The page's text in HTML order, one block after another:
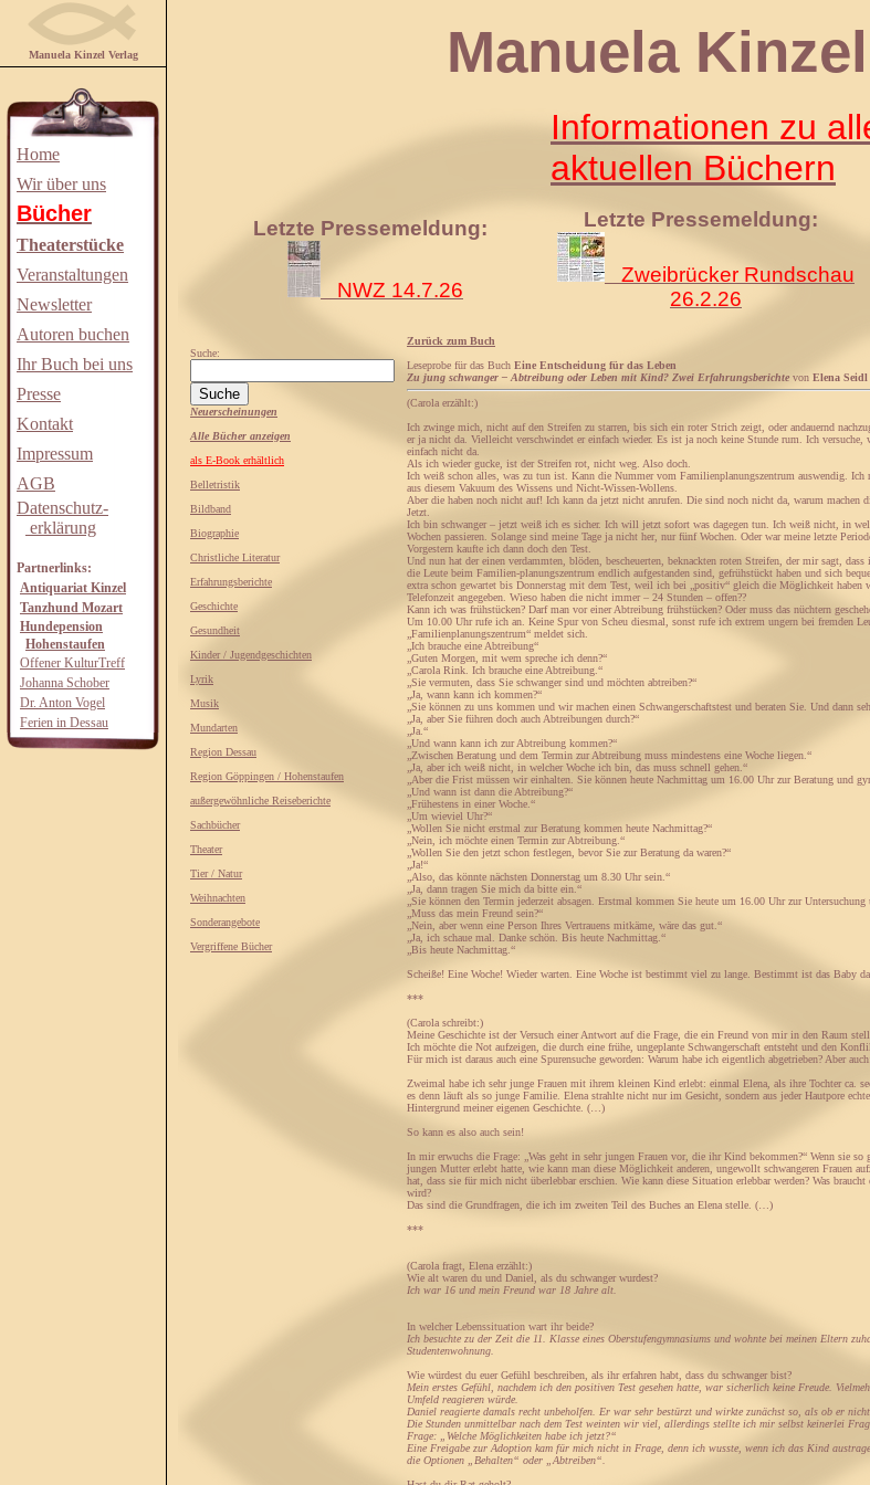
Manuela Kinzel Verlag
Home
Wir über uns
Bücher
Theaterstücke
Veranstaltungen
Newsletter
Autoren buchen
Ihr Buch bei uns
Presse
Kontakt
Impressum
AGB
Datenschutz-
erklärung
Partnerlinks:
Antiquariat Kinzel
Tanzhund Mozart
Hundepension
Hohenstaufen
Offener KulturTreff
Johanna Schober
Dr. Anton Vogel
Ferien in Dessau
Manuela Kinzel
Informationen zu
aktuellen Büchern
Letzte Pressemeldung:
NWZ 14.7.26
Letzte Pressemeldung:
Zweibrücker Rundschau
26.2.26
Suche:
Neuerscheinungen
Alle Bücher anzeigen
als E-Book erhältlich
Belletristik
Bildband
Biographie
Christliche Literatur
Erfahrungsberichte
Geschichte
Gesundheit
Kinder / Jugendgeschichten
Lyrik
Musik
Mundarten
Region Dessau
Region Göppingen / Hohenstaufen
außergewöhnliche Reiseberichte
Sachbücher
Theater
Tier / Natur
Weihnachten
Sonderangebote
Vergriffene Bücher
Zurück zum Buch
Leseprobe für das Buch Eine Entscheidung für das Leben
Zu jung schwanger – Abtreibung oder Leben mit Kind? Zwei Erfahrungsberichte von Elena
(Carola erzählt:)
Ich zwinge mich, nicht auf den Streifen zu starren, bis sich ein roter Strich zeigt, oder andauernd
er ja nicht da. Vielleicht verschwindet er einfach wieder. Es ist ja noch keine Stunde rum. Ich
einfach nicht da.
Als ich wieder gucke, ist der Streifen rot, nicht weg. Also doch.
Ich weiß schon alles, was zu tun ist. Kann die Nummer vom Familienplanungszentrum auswendig.
aus diesem Vakuum des Wissens und Nicht-Wissen-Wollens.
Aber die haben noch nicht auf! Ich kann da jetzt nicht anrufen. Die sind noch nicht da, warum
Jetzt.
Ich bin schwanger – jetzt weiß ich es sicher. Ich will jetzt sofort was dagegen tun. Ich weiß nicht, in
Wochen passieren. Solange sind meine Tage ja nicht her, nur fünf Wochen. Oder war meine letzte
Vorgestern kaufte ich dann doch den Test.
Und nun hat der einen verdammten, blöden, bescheuerten, beknackten roten Streifen, der mir sagt,
die Leute beim Familien-planungszentrum endlich aufgestanden sind, gefrühstückt haben und sich
extra schon gewartet bis Donnerstag mit dem Test, weil ich bei „positiv“ gleich die Möglichkeit
Telefonzeit angegeben. Wieso haben die nicht immer – 24 Stunden – offen??
Kann ich was frühstücken? Darf man vor einer Abtreibung frühstücken? Oder muss das nüchtern
Um 10.00 Uhr rufe ich an. Keine Spur von Scheu diesmal, sonst rufe ich extrem ungern bei fremden
„Familienplanungszentrum“ meldet sich.
„Ich brauche eine Abtreibung“
„Guten Morgen, mit wem spreche ich denn?“
„Carola Rink. Ich brauche eine Abtreibung.“
„Sie vermuten, dass Sie schwanger sind und möchten abtreiben?“
„Ja, wann kann ich kommen?“
„Sie können zu uns kommen und wir machen einen Schwangerschaftstest und beraten Sie. Und dann
„Ja, aber Sie führen doch auch Abtreibungen durch?“
„Ja.“
„Und wann kann ich zur Abtreibung kommen?“
„Zwischen Beratung und dem Termin zur Abtreibung muss mindestens eine Woche liegen.“
„Ja, aber ich weiß nicht, in welcher Woche ich bin, das muss schnell gehen.“
„Aber die Frist müssen wir einhalten. Sie können heute Nachmittag um 16.00 Uhr zur Beratung und
„Und wann ist dann die Abtreibung?“
„Frühestens in einer Woche.“
„Um wieviel Uhr?“
„Wollen Sie nicht erstmal zur Beratung kommen heute Nachmittag?“
„Nein, ich möchte einen Termin zur Abtreibung.“
„Wollen Sie den jetzt schon festlegen, bevor Sie zur Beratung da waren?“
„Ja!“
„Also, das könnte nächsten Donnerstag um 8.30 Uhr sein.“
„Ja, dann tragen Sie mich da bitte ein.“
„Sie können den Termin jederzeit absagen. Erstmal kommen Sie heute um 16.00 Uhr zur
„Muss das mein Freund sein?“
„Nein, aber wenn eine Person Ihres Vertrauens mitkäme, wäre das gut.“
„Ja, ich schaue mal. Danke schön. Bis heute Nachmittag.“
„Bis heute Nachmittag.“
Scheiße! Eine Woche! Wieder warten. Eine Woche ist bestimmt viel zu lange. Bestimmt ist das Baby
***
(Carola schreibt:)
Meine Geschichte ist der Versuch einer Antwort auf die Frage, die ein Freund von mir in den Raum
Ich möchte die Not aufzeigen, die durch eine frühe, ungeplante Schwangerschaft entsteht und den
Für mich ist daraus auch eine Spurensuche geworden: Warum habe ich eigentlich abgetrieben? Aber
Zweimal habe ich sehr junge Frauen mit ihrem kleinen Kind erlebt: einmal Elena, als ihre Tochter ca.
es denn läuft als so junge Familie. Elena strahlte nicht nur im Gesicht, sondern aus jeder Hautpore
Hintergrund meiner eigenen Geschichte. (…)
So kann es also auch sein!
In mir erwuchs die Frage: „Was geht in sehr jungen Frauen vor, die ihr Kind bekommen?“ Wenn sie
jungen Mutter erlebt hatte, wie kann man diese Möglichkeit anderen, ungewollt schwangeren Frauen
hat, dass sie für mich nicht überlebbar erschien. Wie kann diese Situation erlebbar werden? Was
wird?
Das sind die Grundfragen, die ich im zweiten Teil des Buches an Elena stelle. (…)
***
(Carola fragt, Elena erzählt:)
Wie alt waren du und Daniel, als du schwanger wurdest?
Ich war 16 und mein Freund war 18 Jahre alt.
In welcher Lebenssituation wart ihr beide?
Ich besuchte zu der Zeit die 11. Klasse eines Oberstufengymnasiums und wohnte bei meinen Eltern
Studentenwohnung.
Wie würdest du euer Gefühl beschreiben, als ihr erfahren habt, dass du schwanger bist?
Mein erstes Gefühl, nachdem ich den positiven Test gesehen hatte, war sicherlich keine Freude.
Umfeld reagieren würde.
Daniel reagierte damals recht unbeholfen. Er war sehr bestürzt und wirkte zunächst so, als ob er
Die Stunden unmittelbar nach dem Test weinten wir viel, allerdings stellte ich mir selbst keinerlei
Frage: „Welche Möglichkeiten habe ich jetzt?“
Eine Freigabe zur Adoption kam für mich nicht in Frage, denn ich wusste, wenn ich das Kind
die Optionen „Behalten“ oder „Abtreiben“.